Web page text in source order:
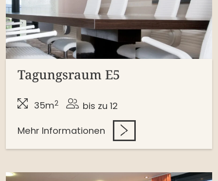
Tagungsraum E5
35m2 bis zu 12
Mehr Informationen